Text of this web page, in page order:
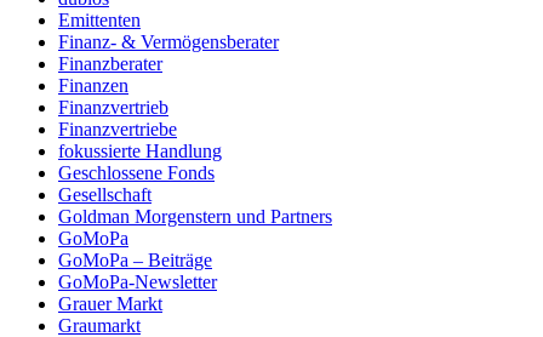
Emittenten
Finanz- & Vermögensberater
Finanzberater
Finanzen
Finanzvertrieb
Finanzvertriebe
fokussierte Handlung
Geschlossene Fonds
Gesellschaft
Goldman Morgenstern und Partners
GoMoPa
GoMoPa – Beiträge
GoMoPa-Newsletter
Grauer Markt
Graumarkt